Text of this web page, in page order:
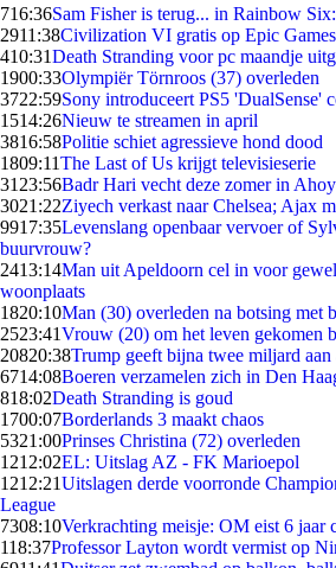
716:36Sam Fisher is terug... in Rainbow
2911:38Civilization VI gratis op Epic
410:31Death Stranding voor pc maandje
1900:33Olympiër Törnroos (37) overleden
3722:59Sony introduceert PS5 'DualSense'
1514:26Nieuw te streamen in april
3816:58Politie schiet agressieve hond dood
1809:11The Last of Us krijgt televisieserie
31 23:56Badr Hari vecht deze zomer in Ahoy
3021:22Ziyech verkast naar Chelsea; Ajax
9917:35Levenslang openbaar vervoer of
buurvrouw?
2413:14Man uit Apeldoorn cel in voor
woonplaats
1820:10Man (30) overleden na botsing met
2523:41Vrouw (20) om het leven gekomen
20820:38Trump geeft bijna twee miljard aan
6714:08Boeren verzamelen zich in Den
818:02Death Stranding is goud
1700:07Borderlands 3 maakt chaos
5321:00Prinses Christina (72) overleden
1212:02EL: Uitslag AZ - FK Marioepol
1212:21Uitslagen derde voorronde
League
7308:10Verkrachting meisje: OM eist 6 jaar
118:37Professor Layton wordt vermist op